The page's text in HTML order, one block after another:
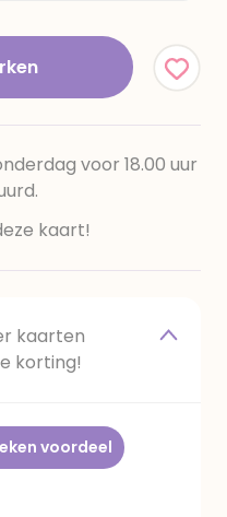
voor 18.00 uur
kaart!
kaarten
korting!
voordeel